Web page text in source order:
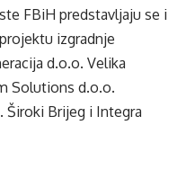
FBiH predstavljaju se i
izgradnje
d.o.o. Velika
Solutions d.o.o.
Široki Brijeg i Integra